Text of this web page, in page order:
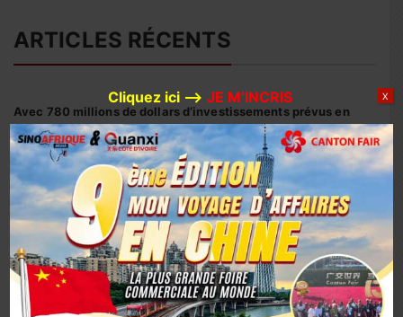
ARTICLES RÉCENTS
Avec 780 millions de dollars d’investissements prévus en
2026, Huaxin Gold accélère son expansion minière entre
Afrique et Asie
Coopération sino-ivoirienne : inauguration officielle du
siège du centre d’affaires YUE AFRICA BUSINESS ALLIANCE
(YABA) à Guangzhou
Coopération Sino-Ivoirienne : S.E.M. Abou Dosso nommé
Ambassadeur de la Côte d’Ivoire en Chine, un tournant
diplomatique
Cliquez ici –> JE M’INCRIS X